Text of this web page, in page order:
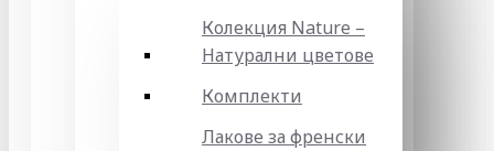
Колекция Nature –
Натурални цветове
Комплекти
Лакове за френски